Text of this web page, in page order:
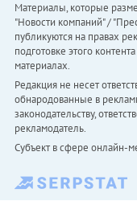
Материалы, которые
"Новости компаний" /
публикуются на правах
подготовке этого
материалах.
Редакция не несет
обнародованные в
законодательству,
рекламодатель.
Субъект в сфере онлайн-